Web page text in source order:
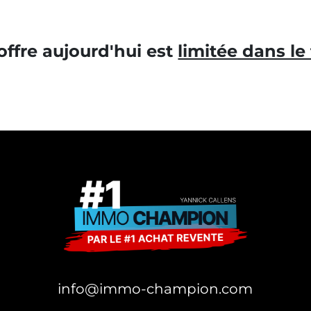
aujourd'hui est limitée dans le
info@immo-champion.com